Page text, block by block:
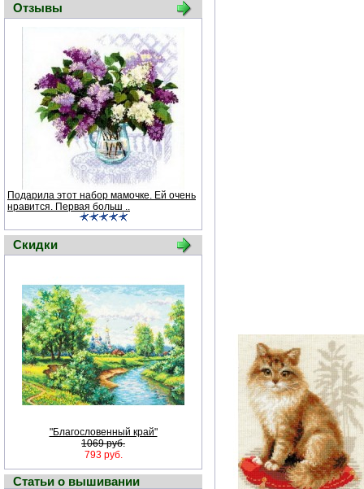
Отзывы
Подарила этот набор мамочке. Ей очень
нравится. Первая больш ..
Скидки
"Благословенный край"
1069 руб.
793 руб.
Статьи о вышивании